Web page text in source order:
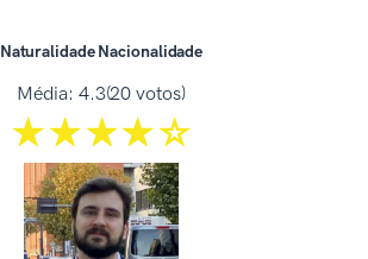
Naturalidade Nacionalidade
Média: 4.3(20 votos)
☆☆☆☆☆
★★★★★